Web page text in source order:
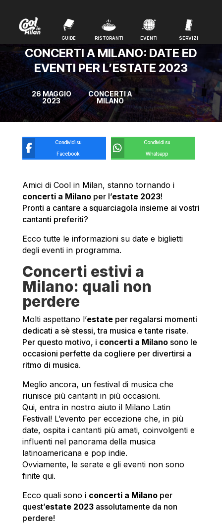
GUIDE RISTORANTI EVENTI SERVIZI
GUIDE RISTORANTI EVENTI SERVIZI
CONCERTI A MILANO: DATE ED
EVENTI PER L’ESTATE 2023
26 MAGGIO
2023
CONCERTI A
MILANO
Condividi su
Facebook
Condividi su
Whatsapp
Amici di Cool in Milan, stanno tornando i
concerti a Milano per l’estate 2023!
Pronti a cantare a squarciagola insieme ai vostri
cantanti preferiti?
Ecco tutte le informazioni su date e biglietti
degli eventi in programma.
Concerti estivi a
Milano: quali non
perdere
Molti aspettano l’estateper regalarsi momenti
dedicati a sè stessi, tra musica e tante risate.
Per questo motivo, i concerti a Milanosono le
occasioni perfette da cogliere per divertirsi a
ritmo di musica.
Meglio ancora, un festival di musica che
riunisce più cantanti in più occasioni.
Qui, entra in nostro aiuto il Milano Latin
Festival! L’evento per eccezione che, in più
date, ospita i cantanti più amati, coinvolgenti e
influenti nel panorama della musica
latinoamericana e pop indie.
Ovviamente, le serate e gli eventi non sono
finite qui.
Ecco quali sono i concerti a Milanoper
quest’estate 2023assolutamente da non
perdere!